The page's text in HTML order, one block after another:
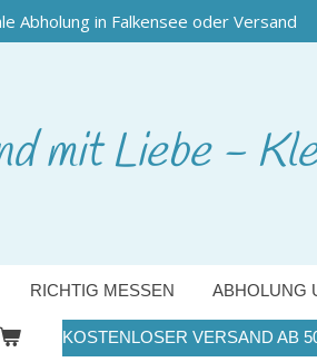
Abholung in Falkensee oder Versand
mit Liebe -
RICHTIG MESSEN ABHOLUNG
KOSTENLOSER VERSAND AB